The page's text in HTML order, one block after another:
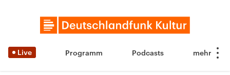
Live Programm Podcasts